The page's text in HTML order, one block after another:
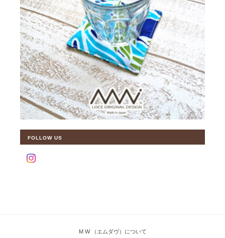
FOLLOW US
M W （エムダヴ）について